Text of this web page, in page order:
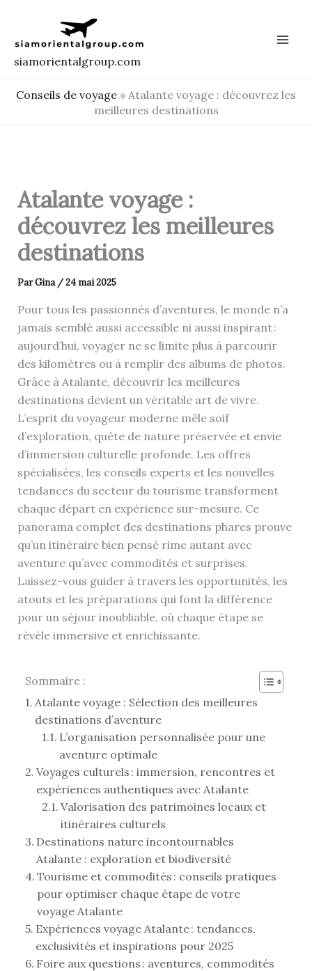
contenu
siamorientalgroup.com
Conseils de voyage » Atalante voyage : découvrez les
meilleures destinations
Atalante voyage :
découvrez les meilleures
destinations
ParGina /24 mai 2025
Pour tous les passionnés d’aventures, le monde n’a
jamais semblé aussi accessible ni aussi inspirant :
aujourd’hui, voyager ne se limite plus à parcourir
des kilomètres ou à remplir des albums de photos.
Grâce à Atalante, découvrir les meilleures
destinations devient un véritable art de vivre.
L’esprit du voyageur moderne mêle soif
d’exploration, quête de nature préservée et envie
d’immersion culturelle profonde. Les offres
spécialisées, les conseils experts et les nouvelles
tendances du secteur du tourisme transforment
chaque départ en expérience sur-mesure. Ce
panorama complet des destinations phares prouve
qu’un itinéraire bien pensé rime autant avec
aventure qu’avec commodités et surprises.
Laissez-vous guider à travers les opportunités, les
atouts et les préparations qui font la différence
pour un séjour inoubliable, où chaque étape se
révèle immersive et enrichissante.
Sommaire :
Atalante voyage : Sélection des meilleures
destinations d’aventure
L’organisation personnalisée pour une
aventure optimale
Voyages culturels : immersion, rencontres et
expériences authentiques avec Atalante
Valorisation des patrimoines locaux et
itinéraires culturels
Destinations nature incontournables
Atalante : exploration et biodiversité
Tourisme et commodités : conseils pratiques
pour optimiser chaque étape de votre
voyage Atalante
Expériences voyage Atalante : tendances,
exclusivités et inspirations pour 2025
Foire aux questions : aventures, commodités